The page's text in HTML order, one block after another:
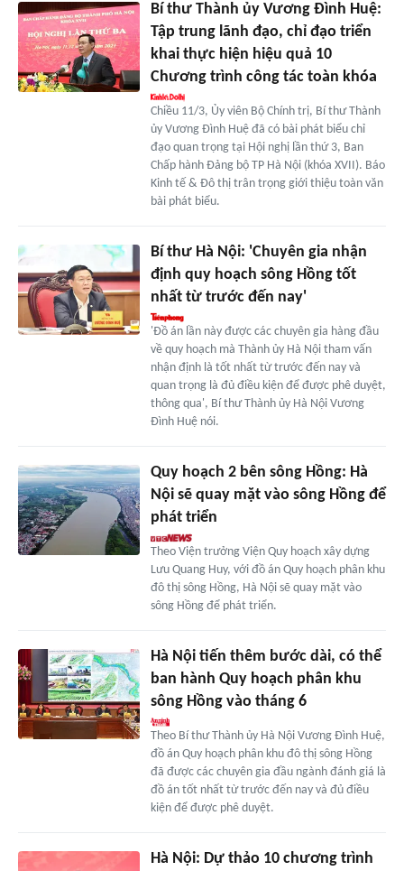
Bí thư Thành ủy Vương Đình Huệ:
Tập trung lãnh đạo, chỉ đạo triển
khai thực hiện hiệu quả 10
Chương trình công tác toàn khóa
Chiều 11/3, Ủy viên Bộ Chính trị, Bí thư Thành
ủy Vương Đình Huệ đã có bài phát biểu chỉ
đạo quan trọng tại Hội nghị lần thứ 3, Ban
Chấp hành Đảng bộ TP Hà Nội (khóa XVII). Báo
Kinh tế & Đô thị trân trọng giới thiệu toàn văn
bài phát biểu.
Bí thư Hà Nội: 'Chuyên gia nhận
định quy hoạch sông Hồng tốt
nhất từ trước đến nay'
'Đồ án lần này được các chuyên gia hàng đầu
về quy hoạch mà Thành ủy Hà Nội tham vấn
nhận định là tốt nhất từ trước đến nay và
quan trọng là đủ điều kiện để được phê duyệt,
thông qua', Bí thư Thành ủy Hà Nội Vương
Đình Huệ nói.
Quy hoạch 2 bên sông Hồng: Hà
Nội sẽ quay mặt vào sông Hồng để
phát triển
Theo Viện trưởng Viện Quy hoạch xây dựng
Lưu Quang Huy, với đồ án Quy hoạch phân khu
đô thị sông Hồng, Hà Nội sẽ quay mặt vào
sông Hồng để phát triển.
Hà Nội tiến thêm bước dài, có thể
ban hành Quy hoạch phân khu
sông Hồng vào tháng 6
Theo Bí thư Thành ủy Hà Nội Vương Đình Huệ,
đồ án Quy hoạch phân khu đô thị sông Hồng
đã được các chuyên gia đầu ngành đánh giá là
đồ án tốt nhất từ trước đến nay và đủ điều
kiện để được phê duyệt.
Hà Nội: Dự thảo 10 chương trình